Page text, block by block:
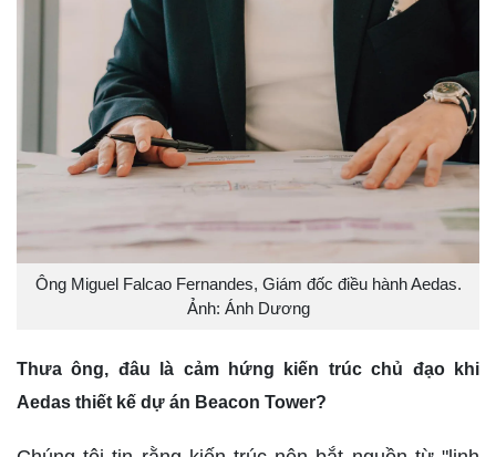
Ông Miguel Falcao Fernandes, Giám đốc điều hành Aedas.
Ảnh: Ánh Dương
Thưa ông, đâu là cảm hứng kiến trúc chủ đạo khi
Aedas thiết kế dự án Beacon Tower?